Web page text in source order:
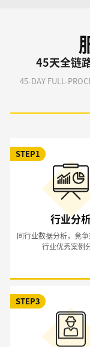
45天全链
45-DAY FULL-
STEP1
行业分
同行业数据分析，竞争
行业优秀案例
STEP3